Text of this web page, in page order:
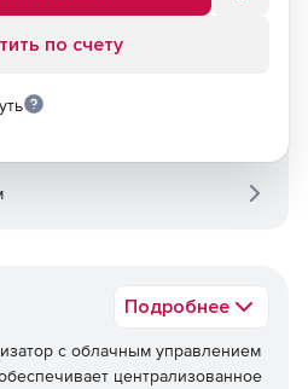
Подробнее
с облачным управлением
централизованное
по счету